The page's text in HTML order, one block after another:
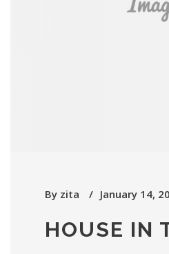
By zita January 14,
HOUSE IN